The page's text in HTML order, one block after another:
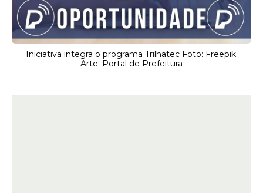
Iniciativa integra o programa Trilhatec Foto: Freepik.
Arte: Portal de Prefeitura